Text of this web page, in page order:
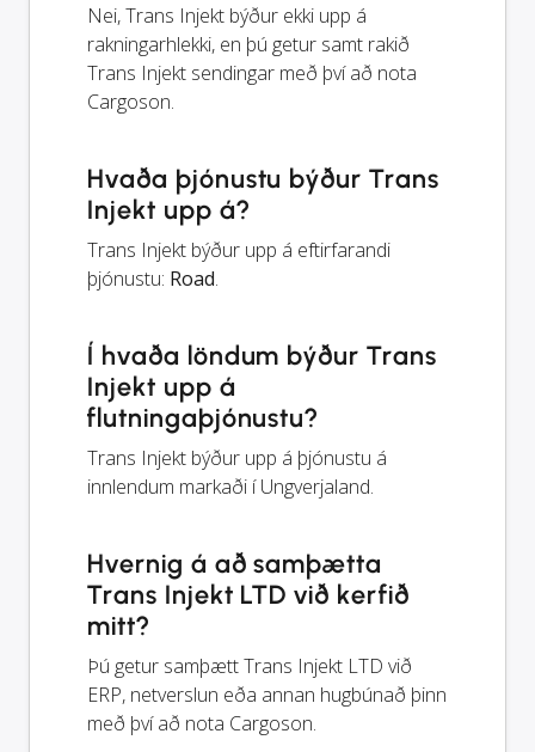
Nei, Trans Injekt býður ekki upp á
rakningarhlekki, en þú getur samt rakið
Trans Injekt sendingar með því að nota
Cargoson.
Hvaða þjónustu býður Trans
Injekt upp á?
Trans Injekt býður upp á eftirfarandi
þjónustu: Road.
Í hvaða löndum býður Trans
Injekt upp á
flutningaþjónustu?
Trans Injekt býður upp á þjónustu á
innlendum markaði í Ungverjaland.
Hvernig á að samþætta
Trans Injekt LTD við kerfið
mitt?
Þú getur samþætt Trans Injekt LTD við
ERP, netverslun eða annan hugbúnað þinn
með því að nota Cargoson.